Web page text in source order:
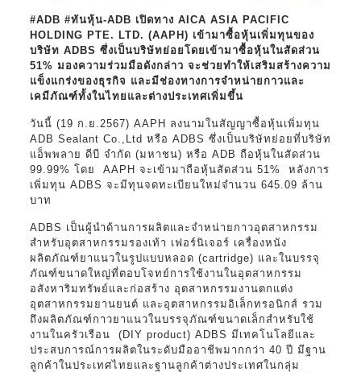
#ADB #ทันหุ้น-ADB เปิดทาง AICA ASIA PACIFIC
HOLDING PTE. LTD. (AAPH) เข้ามาซื้อหุ้นเพิ่มทุนของ
บริษัท ADBS ซึ่งเป็นบริษัทย่อยโดยเข้ามาซื้อหุ้นในสัดส่วน
51% มองความร่วมมือดังกล่าว จะช่วยทำให้เสริมสร้างความ
แข็งแกร่งของธุรกิจ และมีช่องทางการจำหน่ายกาวและ
เคมีภัณฑ์ทั้งในไทยและต่างประเทศเพิ่มขึ้น
วันนี้ (19 ก.ย.2567) AAPH ลงนามในสัญญาซื้อหุ้นเพิ่มทุน
ADB Sealant Co.,Ltd หรือ ADBS ซึ่งเป็นบริษัทย่อยที่บริษัท
แอ็พพลาย ดีบี จำกัด (มหาชน) หรือ ADB ถือหุ้นในสัดส่วน
99.99% โดย AAPH จะเข้ามาถือหุ้นสัดส่วน 51% หลังการ
เพิ่มทุน ADBS จะมีทุนจดทะเบียนใหม่จำนวน 645.09 ล้าน
บาท
ADBS เป็นผู้นำด้านการผลิตและจำหน่ายกาวอุตสาหกรรม
สำหรับอุตสาหกรรมรองเท้า เฟอร์นิเจอร์ เครื่องหนัง
ผลิตภัณฑ์ยาแนวในรูปแบบหลอด (cartridge) และในบรรจุ
ภัณฑ์ขนาดใหญ่ที่ตอบโจทย์การใช้งานในอุตสาหกรรม
อสังหาริมทรัพย์และก่อสร้าง อุตสาหกรรมงานตกแต่ง
อุตสาหกรรมยานยนต์ และอุตสาหกรรมอิเล็กทรอนิกส์ รวม
ถึงผลิตภัณฑ์กาวยาแนวในบรรจุภัณฑ์ขนาดเล็กสำหรับใช้
งานในครัวเรือน (DIY product) ADBS มีเทคโนโลยีและ
ประสบการณ์การผลิตในระดับมืออาชีพมากกว่า 40 ปี มีฐาน
ลูกค้าในประเทศไทยและฐานลูกค้าต่างประเทศในกลุ่ม